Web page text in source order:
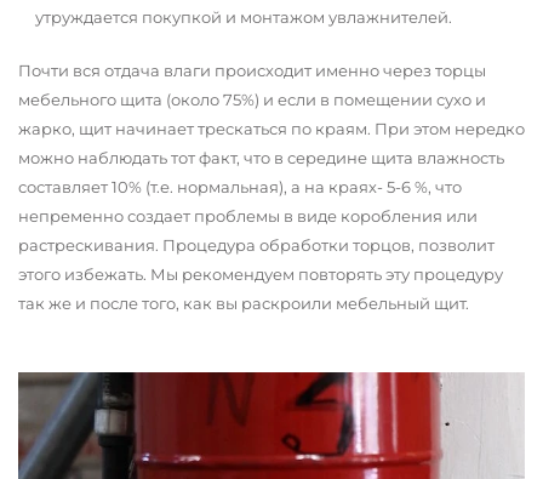
утруждается покупкой и монтажом увлажнителей.
Почти вся отдача влаги происходит именно через торцы
мебельного щита (около 75%) и если в помещении сухо и
жарко, щит начинает трескаться по краям. При этом нередко
можно наблюдать тот факт, что в середине щита влажность
составляет 10% (т.е. нормальная), а на краях- 5-6 %, что
непременно создает проблемы в виде коробления или
растрескивания. Процедура обработки торцов, позволит
этого избежать. Мы рекомендуем повторять эту процедуру
так же и после того, как вы раскроили мебельный щит.